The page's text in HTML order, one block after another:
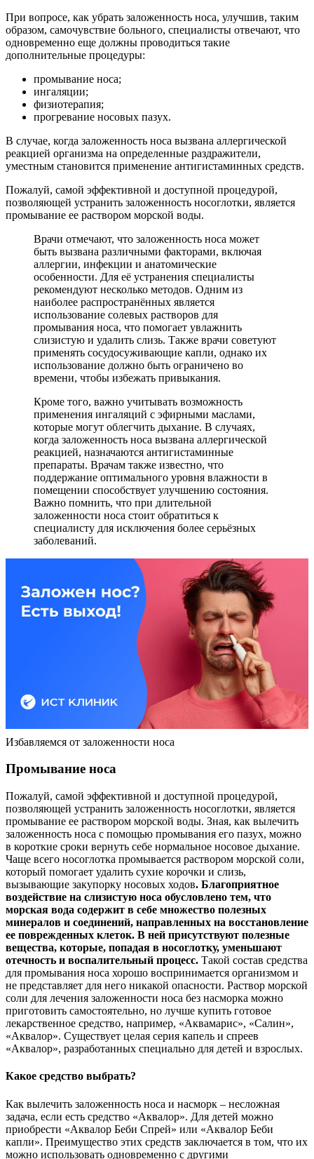
При вопросе, как убрать заложенность носа, улучшив, таким
образом, самочувствие больного, специалисты отвечают, что
одновременно еще должны проводиться такие
дополнительные процедуры:
промывание носа;
ингаляции;
физиотерапия;
прогревание носовых пазух.
В случае, когда заложенность носа вызвана аллергической
реакцией организма на определенные раздражители,
уместным становится применение антигистаминных средств.
Пожалуй, самой эффективной и доступной процедурой,
позволяющей устранить заложенность носоглотки, является
промывание ее раствором морской воды.
Врачи отмечают, что заложенность носа может
быть вызвана различными факторами, включая
аллергии, инфекции и анатомические
особенности. Для её устранения специалисты
рекомендуют несколько методов. Одним из
наиболее распространённых является
использование солевых растворов для
промывания носа, что помогает увлажнить
слизистую и удалить слизь. Также врачи советуют
применять сосудосуживающие капли, однако их
использование должно быть ограничено во
времени, чтобы избежать привыкания.
Кроме того, важно учитывать возможность
применения ингаляций с эфирными маслами,
которые могут облегчить дыхание. В случаях,
когда заложенность носа вызвана аллергической
реакцией, назначаются антигистаминные
препараты. Врачам также известно, что
поддержание оптимального уровня влажности в
помещении способствует улучшению состояния.
Важно помнить, что при длительной
заложенности носа стоит обратиться к
специалисту для исключения более серьёзных
заболеваний.
Избавляемся от заложенности носа
Промывание носа
Пожалуй, самой эффективной и доступной процедурой,
позволяющей устранить заложенность носоглотки, является
промывание ее раствором морской воды. Зная, как вылечить
заложенность носа с помощью промывания его пазух, можно
в короткие сроки вернуть себе нормальное носовое дыхание.
Чаще всего носоглотка промывается раствором морской соли,
который помогает удалить сухие корочки и слизь,
вызывающие закупорку носовых ходов. Благоприятное
воздействие на слизистую носа обусловлено тем, что
морская вода содержит в себе множество полезных
минералов и соединений, направленных на восстановление
ее поврежденных клеток. В ней присутствуют полезные
вещества, которые, попадая в носоглотку, уменьшают
отечность и воспалительный процесс. Такой состав средства
для промывания носа хорошо воспринимается организмом и
не представляет для него никакой опасности. Раствор морской
соли для лечения заложенности носа без насморка можно
приготовить самостоятельно, но лучше купить готовое
лекарственное средство, например, «Аквамарис», «Салин»,
«Аквалор». Существует целая серия капель и спреев
«Аквалор», разработанных специально для детей и взрослых.
Какое средство выбрать?
Как вылечить заложенность носа и насморк – несложная
задача, если есть средство «Аквалор». Для детей можно
приобрести «Аквалор Беби Спрей» или «Аквалор Беби
капли». Преимущество этих средств заключается в том, что их
можно использовать одновременно с другими